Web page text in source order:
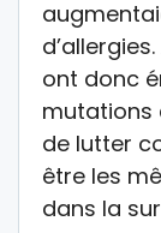
ont donc
mutations
de lutter
être les
dans la